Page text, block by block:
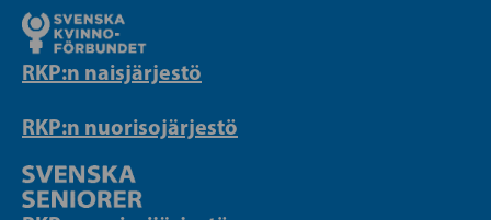
RKP:n naisjärjestö
RKP:n nuorisojärjestö